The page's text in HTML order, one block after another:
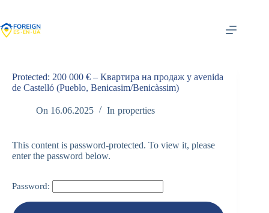
content
Protected: 200 000 € – Квартира на продаж у avenida
de Castelló (Pueblo, Benicasim/Benicàssim)
On 16.06.2025 In properties
This content is password-protected. To view it, please
enter the password below.
Password: